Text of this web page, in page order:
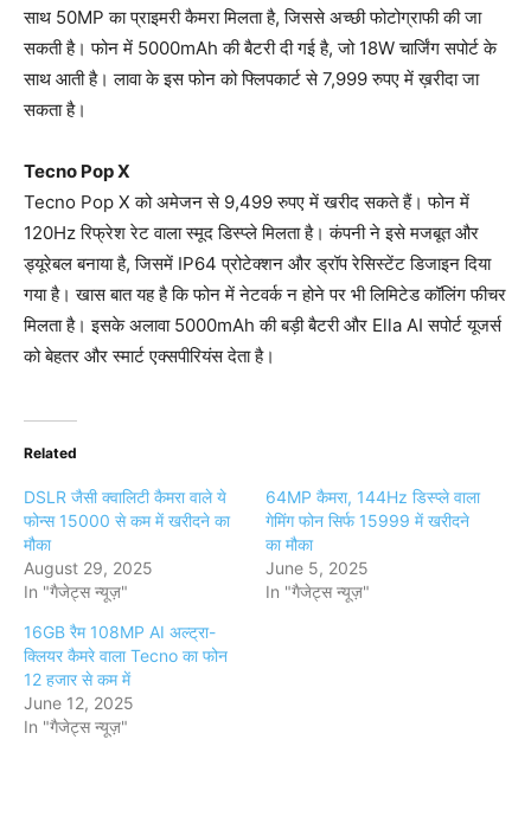
साथ 50MP का प्राइमरी कैमरा मिलता है, जिससे अच्छी फोटोग्राफी की जा
सकती है। फोन में 5000mAh की बैटरी दी गई है, जो 18W चार्जिंग सपोर्ट के
साथ आती है। लावा के इस फोन को फ्लिपकार्ट से 7,999 रुपए में ख़रीदा जा
सकता है।
Tecno Pop X
Tecno Pop X को अमेजन से 9,499 रुपए में खरीद सकते हैं। फोन में
120Hz रिफ्रेश रेट वाला स्मूद डिस्प्ले मिलता है। कंपनी ने इसे मजबूत और
ड्यूरेबल बनाया है, जिसमें IP64 प्रोटेक्शन और ड्रॉप रेसिस्टेंट डिजाइन दिया
गया है। खास बात यह है कि फोन में नेटवर्क न होने पर भी लिमिटेड कॉलिंग फीचर
मिलता है। इसके अलावा 5000mAh की बड़ी बैटरी और Ella AI सपोर्ट यूजर्स
को बेहतर और स्मार्ट एक्सपीरियंस देता है।
Related
DSLR जैसी क्वालिटी कैमरा वाले ये
फोन्स 15000 से कम में खरीदने का
मौका
August 29, 2025
In "गैजेट्स न्यूज़"
64MP कैमरा, 144Hz डिस्प्ले वाला
गेमिंग फोन सिर्फ 15999 में खरीदने
का मौका
June 5, 2025
In "गैजेट्स न्यूज़"
16GB रैम 108MP AI अल्ट्रा-
क्लियर कैमरे वाला Tecno का फोन
12 हजार से कम में
June 12, 2025
In "गैजेट्स न्यूज़"